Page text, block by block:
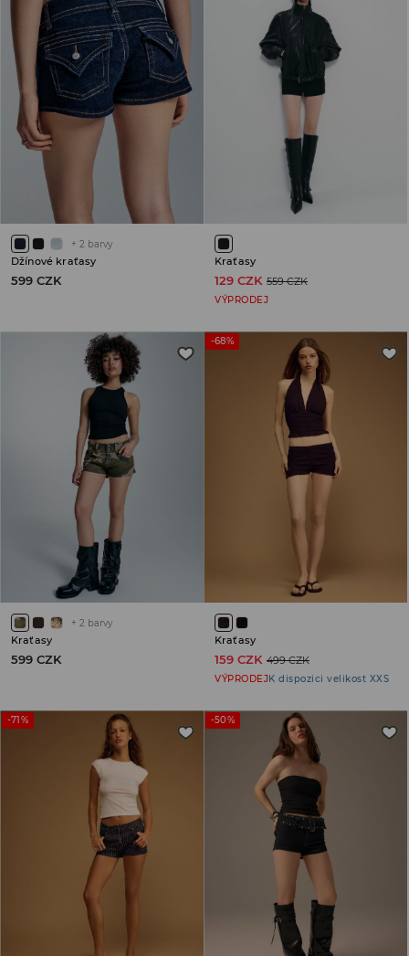
+ 2 barvy
Džínové kraťasy
599 CZK
Kraťasy
129 CZK 559 CZK
VÝPRODEJ
+ 2 barvy
Kraťasy
599 CZK
-68%
Kraťasy
159 CZK 499 CZK
VÝPRODEJK dispozici velikost XXS
-71% -50%